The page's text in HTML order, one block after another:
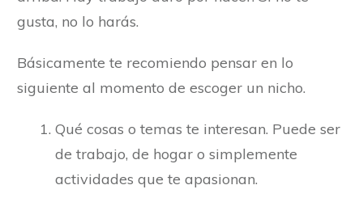
gusta, no lo harás.
Básicamente te recomiendo pensar en lo
siguiente al momento de escoger un nicho.
Qué cosas o temas te interesan. Puede ser
de trabajo, de hogar o simplemente
actividades que te apasionan.